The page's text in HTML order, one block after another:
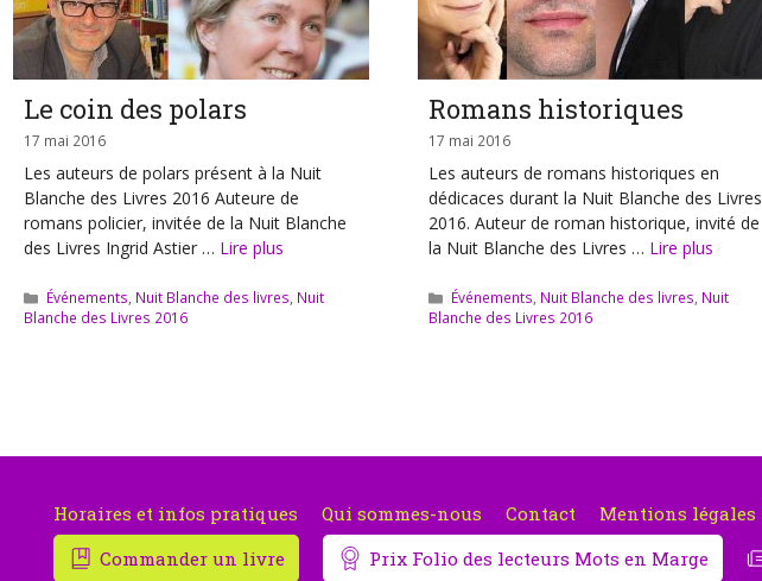
Le coin des polars
17 mai 2016
Les auteurs de polars présent à la Nuit
Blanche des Livres 2016 Auteure de
romans policier, invitée de la Nuit Blanche
des Livres Ingrid Astier … Lire plus
Catégories
Événements, Nuit Blanche des livres, Nuit
Blanche des Livres 2016
Romans historiques
17 mai 2016
Les auteurs de romans historiques en
dédicaces durant la Nuit Blanche des Livres
2016. Auteur de roman historique, invité de
la Nuit Blanche des Livres … Lire plus
Catégories
Événements, Nuit Blanche des livres, Nuit
Blanche des Livres 2016
Horaires et infos pratiques Qui sommes-nous Contact Mentions légales
Commander un livre Prix Folio des lecteurs Mots en Marge